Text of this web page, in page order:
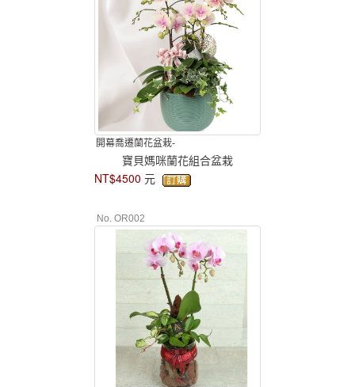
開幕喬遷蘭花盆栽-
寶貝媽咪蘭花組合盆栽
NT$4500 元
No. OR002